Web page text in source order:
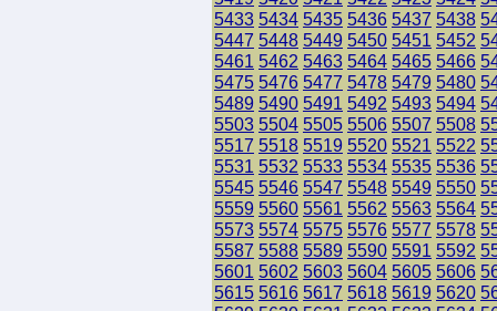
5433 5434 5435 5436 5437 5438
5447 5448 5449 5450 5451 5452
5461 5462 5463 5464 5465 5466
5475 5476 5477 5478 5479 5480
5489 5490 5491 5492 5493 5494
5503 5504 5505 5506 5507 5508
5517 5518 5519 5520 5521 5522
5531 5532 5533 5534 5535 5536
5545 5546 5547 5548 5549 5550
5559 5560 5561 5562 5563 5564
5573 5574 5575 5576 5577 5578
5587 5588 5589 5590 5591 5592
5601 5602 5603 5604 5605 5606
5615 5616 5617 5618 5619 5620